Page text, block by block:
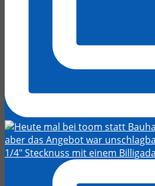
1/4" Stecknuss mit einem